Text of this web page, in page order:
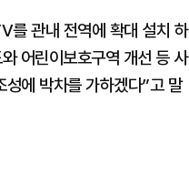
를 관내 전역에 확대 설치 하
어린이보호구역 개선 등 사
에 박차를 가하겠다”고 말